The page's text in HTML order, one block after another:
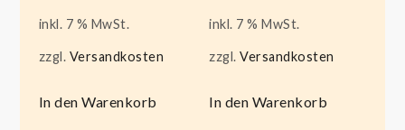
inkl. 7 % MwSt.
zzgl. Versandkosten
In den Warenkorb
inkl. 7 % MwSt.
zzgl.Versandkosten
In den Warenkorb